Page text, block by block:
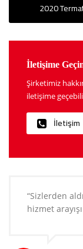
2020
İletişime
Şirketimiz
iletişime
İletişim
“Sizlerden
hizmet